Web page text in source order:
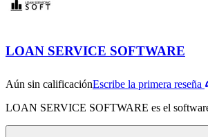
LOAN SERVICE SOFTWARE
Aún sin calificaciónEscribe la primera reseña
LOAN SERVICE SOFTWARE es el software